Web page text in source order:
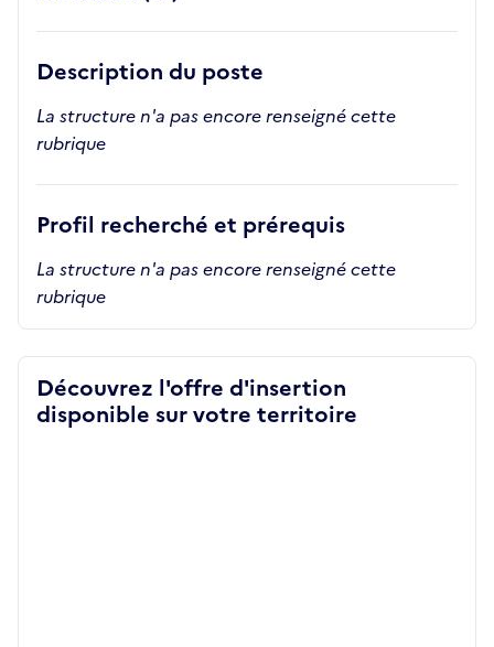
Description du poste
La structure n'a pas encore renseigné cette
rubrique
Profil recherché et prérequis
La structure n'a pas encore renseigné cette
rubrique
Découvrez l'offre d'insertion
disponible sur votre territoire